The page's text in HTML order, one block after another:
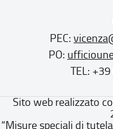
PEC:
PO:
TEL:
Sito web realizzato
“Misure speciali di